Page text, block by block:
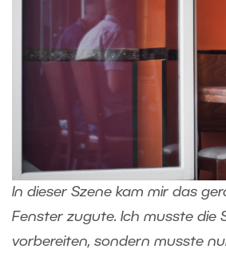
In dieser Szene kam mir das
Fenster zugute. Ich musste die
vorbereiten, sondern musste